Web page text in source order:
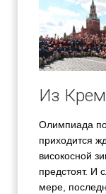
Из
Олимпиада
приходится
високосной
предстоят. И
мере,